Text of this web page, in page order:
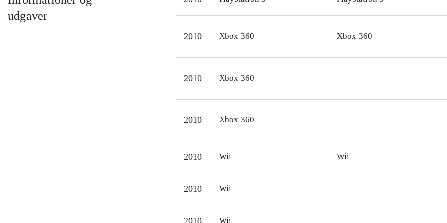
Potter - years 1-4 er fokus på udfordring og opdagelse. Dermed
Spillet er både sjovt og charmerende. Der er masser af
Anbefales.
udgaver
2010 Xbox 360 Xbox 360
2010 Xbox 360
2010 Xbox 360
2010 Wii Wii
2010 Wii
2010 Wii